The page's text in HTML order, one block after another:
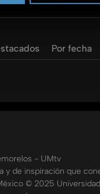
vidasqueeducan
Por fecha
- UMtv
y de inspiración que
© 2025